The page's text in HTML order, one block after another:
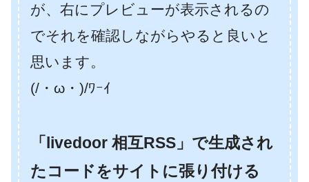
が、右にプレビューが表示されるの
でそれを確認しながらやると良いと
思います。
(/・ω・)/ﾜｰｲ
「livedoor 相互RSS」で生成され
たコードをサイトに張り付ける